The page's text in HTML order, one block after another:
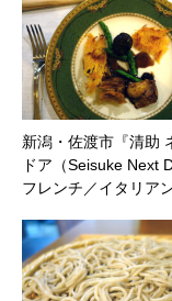
新潟・佐渡市『清助
ドア（Seisuke Next
フレンチ／イタリア